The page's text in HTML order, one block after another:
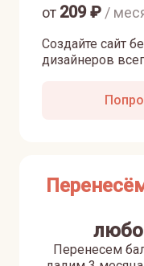
Создайте сайт
дизайнеров
от 209₽ /
Перенесем